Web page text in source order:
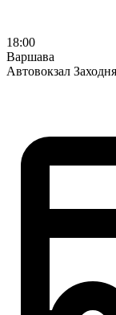
18:00
Варшава
Автовокзал Заходня